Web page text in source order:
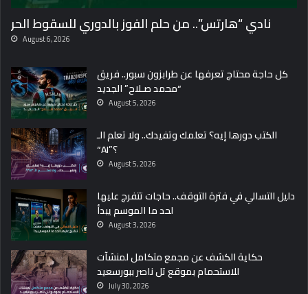
نادي “هارتس”.. من حلم الفوز بالدوري للسقوط الحر
August 6, 2026
كل حاجة محتاج تعرفها عن طرابزون سبور.. فريق
“محمد صـلاح” الجديد
August 5, 2026
الكتب دورها إيه؟ تعلمك وتفيدك.. ولا تعلم الـ
“AI”؟
August 5, 2026
دليل التسالي في فترة التوقف.. حاجات تتفرج عليها
لحد ما الموسم يبدأ
August 3, 2026
حكاية الكشف عن مجمع متكامل لمنشآت
للاستحمام بموقع تل ناصر ببورسعيد
July 30, 2026